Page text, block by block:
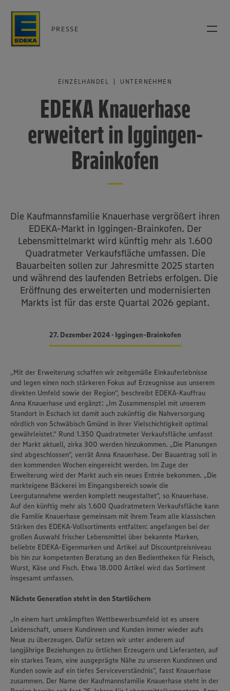
PRESSE
EINZELHANDEL | UNTERNEHMEN
EDEKA Knauerhase
erweitert in Iggingen-
Brainkofen
Die Kaufmannsfamilie Knauerhase vergrößert ihren
EDEKA-Markt in Iggingen-Brainkofen. Der
Lebensmittelmarkt wird künftig mehr als 1.600
Quadratmeter Verkaufsfläche umfassen. Die
Bauarbeiten sollen zur Jahresmitte 2025 starten
und während des laufenden Betriebs erfolgen. Die
Eröffnung des erweiterten und modernisierten
Markts ist für das erste Quartal 2026 geplant.
27. Dezember 2024 • Iggingen-Brainkofen
„Mit der Erweiterung schaffen wir zeitgemäße Einkauferlebnisse
und legen einen noch stärkeren Fokus auf Erzeugnisse aus unserem
direkten Umfeld sowie der Region“, beschreibt EDEKA-Kauffrau
Anna Knauerhase und ergänzt: „Im Zusammenspiel mit unserem
Standort in Eschach ist damit auch zukünftig die Nahversorgung
nördlich von Schwäbisch Gmünd in ihrer Vielschichtigkeit optimal
gewährleistet.“ Rund 1.350 Quadratmeter Verkaufsfläche umfasst
der Markt aktuell, zirka 300 werden hinzukommen. „Die Planungen
sind abgeschlossen“, verrät Anna Knauerhase. Der Bauantrag soll in
den kommenden Wochen eingereicht werden. Im Zuge der
Erweiterung wird der Markt auch ein neues Entrée bekommen. „Die
markteigene Bäckerei im Eingangsbereich sowie die
Leergutannahme werden komplett neugestaltet“, so Knauerhase.
Auf den künftig mehr als 1.600 Quadratmetern Verkaufsfläche kann
die Familie Knauerhase gemeinsam mit ihrem Team alle klassischen
Stärken des EDEKA-Vollsortiments entfalten: angefangen bei der
großen Auswahl frischer Lebensmittel über bekannte Marken,
beliebte EDEKA-Eigenmarken und Artikel auf Discountpreisniveau
bis hin zur kompetenten Beratung an den Bedientheken für Fleisch,
Wurst, Käse und Fisch. Etwa 18.000 Artikel wird das Sortiment
insgesamt umfassen.
Nächste Generation steht in den Startlöchern
„In einem hart umkämpften Wettbewerbsumfeld ist es unsere
Leidenschaft, unsere Kundinnen und Kunden immer wieder aufs
Neue zu überzeugen. Dafür setzen wir unter anderem auf
langjährige Beziehungen zu örtlichen Erzeugern und Lieferanten, auf
ein starkes Team, eine ausgeprägte Nähe zu unseren Kundinnen und
Kunden sowie auf ein tiefes Serviceverständnis“, fasst Knauerhase
zusammen. Der Name der Kaufmannsfamilie Knauerhase steht in der